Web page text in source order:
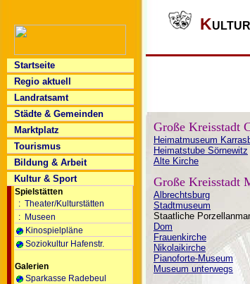
Startseite
Regio aktuell
Landratsamt
Städte & Gemeinden
Marktplatz
Tourismus
Bildung & Arbeit
Kultur & Sport
Spielstätten
: Theater/Kulturstätten
: Museen
Kinospielpläne
Soziokultur Hafenstr.
Galerien
Sparkasse Radebeul
K
Große Kreisstadt
Heimatmuseum
Heimatstube Sörnewitz
Alte Kirche
Große Kreisstadt
Albrechtsburg
Stadtmuseum
Staatliche
Dom
Frauenkirche
Nikolaikirche
Pianoforte-Museum
Museum unterwegs